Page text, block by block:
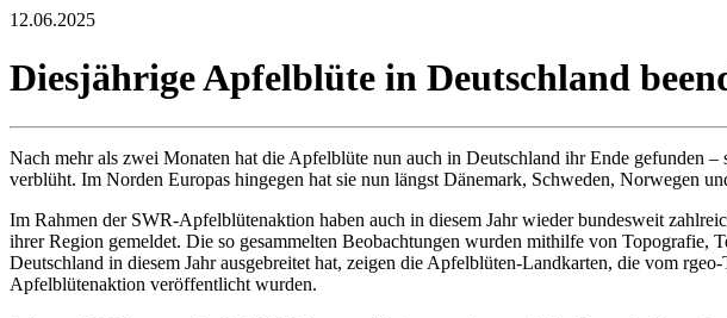
12.06.2025
Diesjährige Apfelblüte in Deutschland
Nach mehr als zwei Monaten hat die Apfelblüte nun auch in Deutschland ihr Ende gefunden
verblüht. Im Norden Europas hingegen hat sie nun längst Dänemark, Schweden, Norwegen
Im Rahmen der SWR-Apfelblütenaktion haben auch in diesem Jahr wieder bundesweit
ihrer Region gemeldet. Die so gesammelten Beobachtungen wurden mithilfe von Topografie,
Deutschland in diesem Jahr ausgebreitet hat, zeigen die Apfelblüten-Landkarten, die vom
Apfelblütenaktion veröffentlicht wurden.